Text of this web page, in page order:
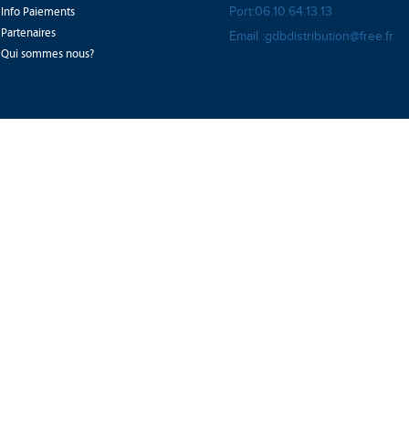
Info Paiements
Partenaires
Qui sommes nous?
Port:06.10.64.13.13
Email :gdbdistribution@free.fr